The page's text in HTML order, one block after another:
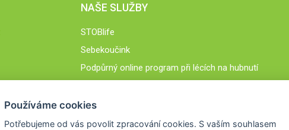
NAŠE SLUŽBY
STOBlife
Sebekoučink
Podpůrný online program při lécích na hubnutí
Používáme cookies
Potřebujeme od vás povolit zpracování cookies. S vaším souhlasem